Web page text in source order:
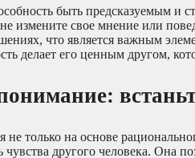
быть предсказуемым и
измените свое мнение или
что является важным
делает его ценным другом,
не только на основе
чувства другого человека. Она